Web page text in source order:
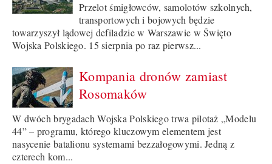
Przelot śmigłowców, samolotów szkolnych,
transportowych i bojowych będzie
towarzyszył lądowej defiladzie w Warszawie w Święto
Wojska Polskiego. 15 sierpnia po raz pierwsz...
Kompania dronów zamiast
Rosomaków
W dwóch brygadach Wojska Polskiego trwa pilotaż „Modelu
44” – programu, którego kluczowym elementem jest
nasycenie batalionu systemami bezzałogowymi. Jedną z
czterech kom...